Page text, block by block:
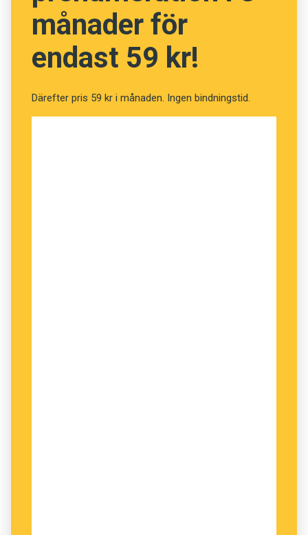
månader för
endast 59 kr!
Därefter pris 59 kr i månaden. Ingen bindningstid.